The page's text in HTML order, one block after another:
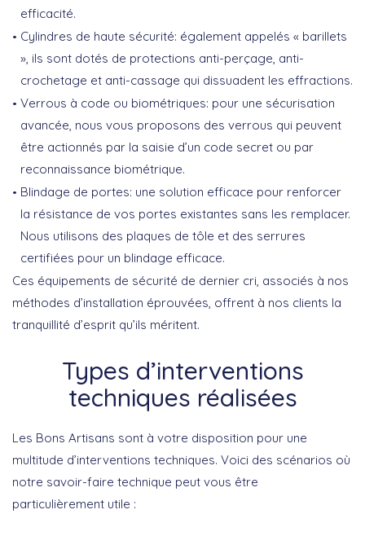
efficacité.
Cylindres de haute sécurité: également appelés « barillets
», ils sont dotés de protections anti-perçage, anti-
crochetage et anti-cassage qui dissuadent les effractions.
Verrous à code ou biométriques: pour une sécurisation
avancée, nous vous proposons des verrous qui peuvent
être actionnés par la saisie d’un code secret ou par
reconnaissance biométrique.
Blindage de portes: une solution efficace pour renforcer
la résistance de vos portes existantes sans les remplacer.
Nous utilisons des plaques de tôle et des serrures
certifiées pour un blindage efficace.
Ces équipements de sécurité de dernier cri, associés à nos
méthodes d’installation éprouvées, offrent à nos clients la
tranquillité d’esprit qu’ils méritent.
Types d’interventions
techniques réalisées
Les Bons Artisans sont à votre disposition pour une
multitude d’interventions techniques. Voici des scénarios où
notre savoir-faire technique peut vous être
particulièrement utile :